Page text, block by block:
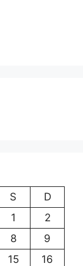
S
D
1
2
8
9
15
16